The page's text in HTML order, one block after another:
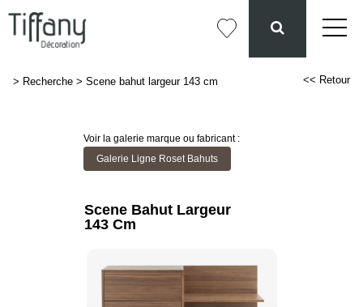
> Recherche > Scene bahut largeur 143 cm << Retour
Voir la galerie marque ou fabricant :
Galerie Ligne Roset Bahuts
Scene Bahut Largeur
143 Cm